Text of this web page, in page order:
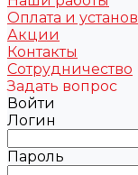
Оплата и
Акции
Контакты
Сотрудничество
Задать вопрос
Войти
Логин
Пароль